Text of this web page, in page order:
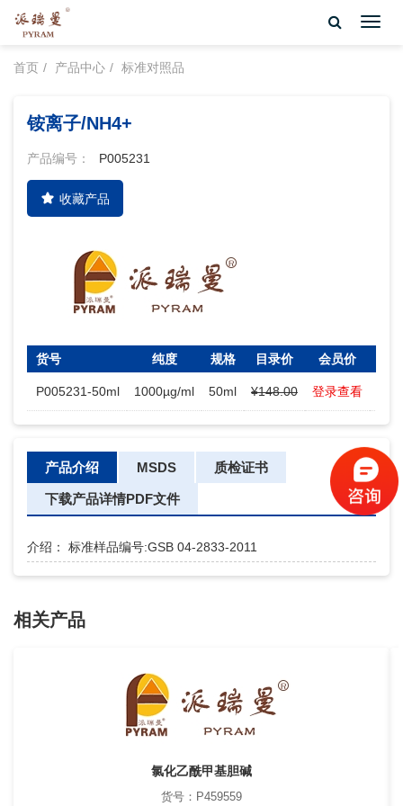
首页
产品中心 标准对照品
铵离子/NH4+
产品编号： P005231
收藏产品
货号 纯度 规格 目录价 会员价
P005231-50ml 1000µg/ml 50ml ¥148.00 登录查看
产品介绍 MSDS 质检证书
下载产品详情PDF文件
介绍： 标准样品编号:GSB 04-2833-2011
相关产品
氯化乙酰甲基胆碱
货号：P459559